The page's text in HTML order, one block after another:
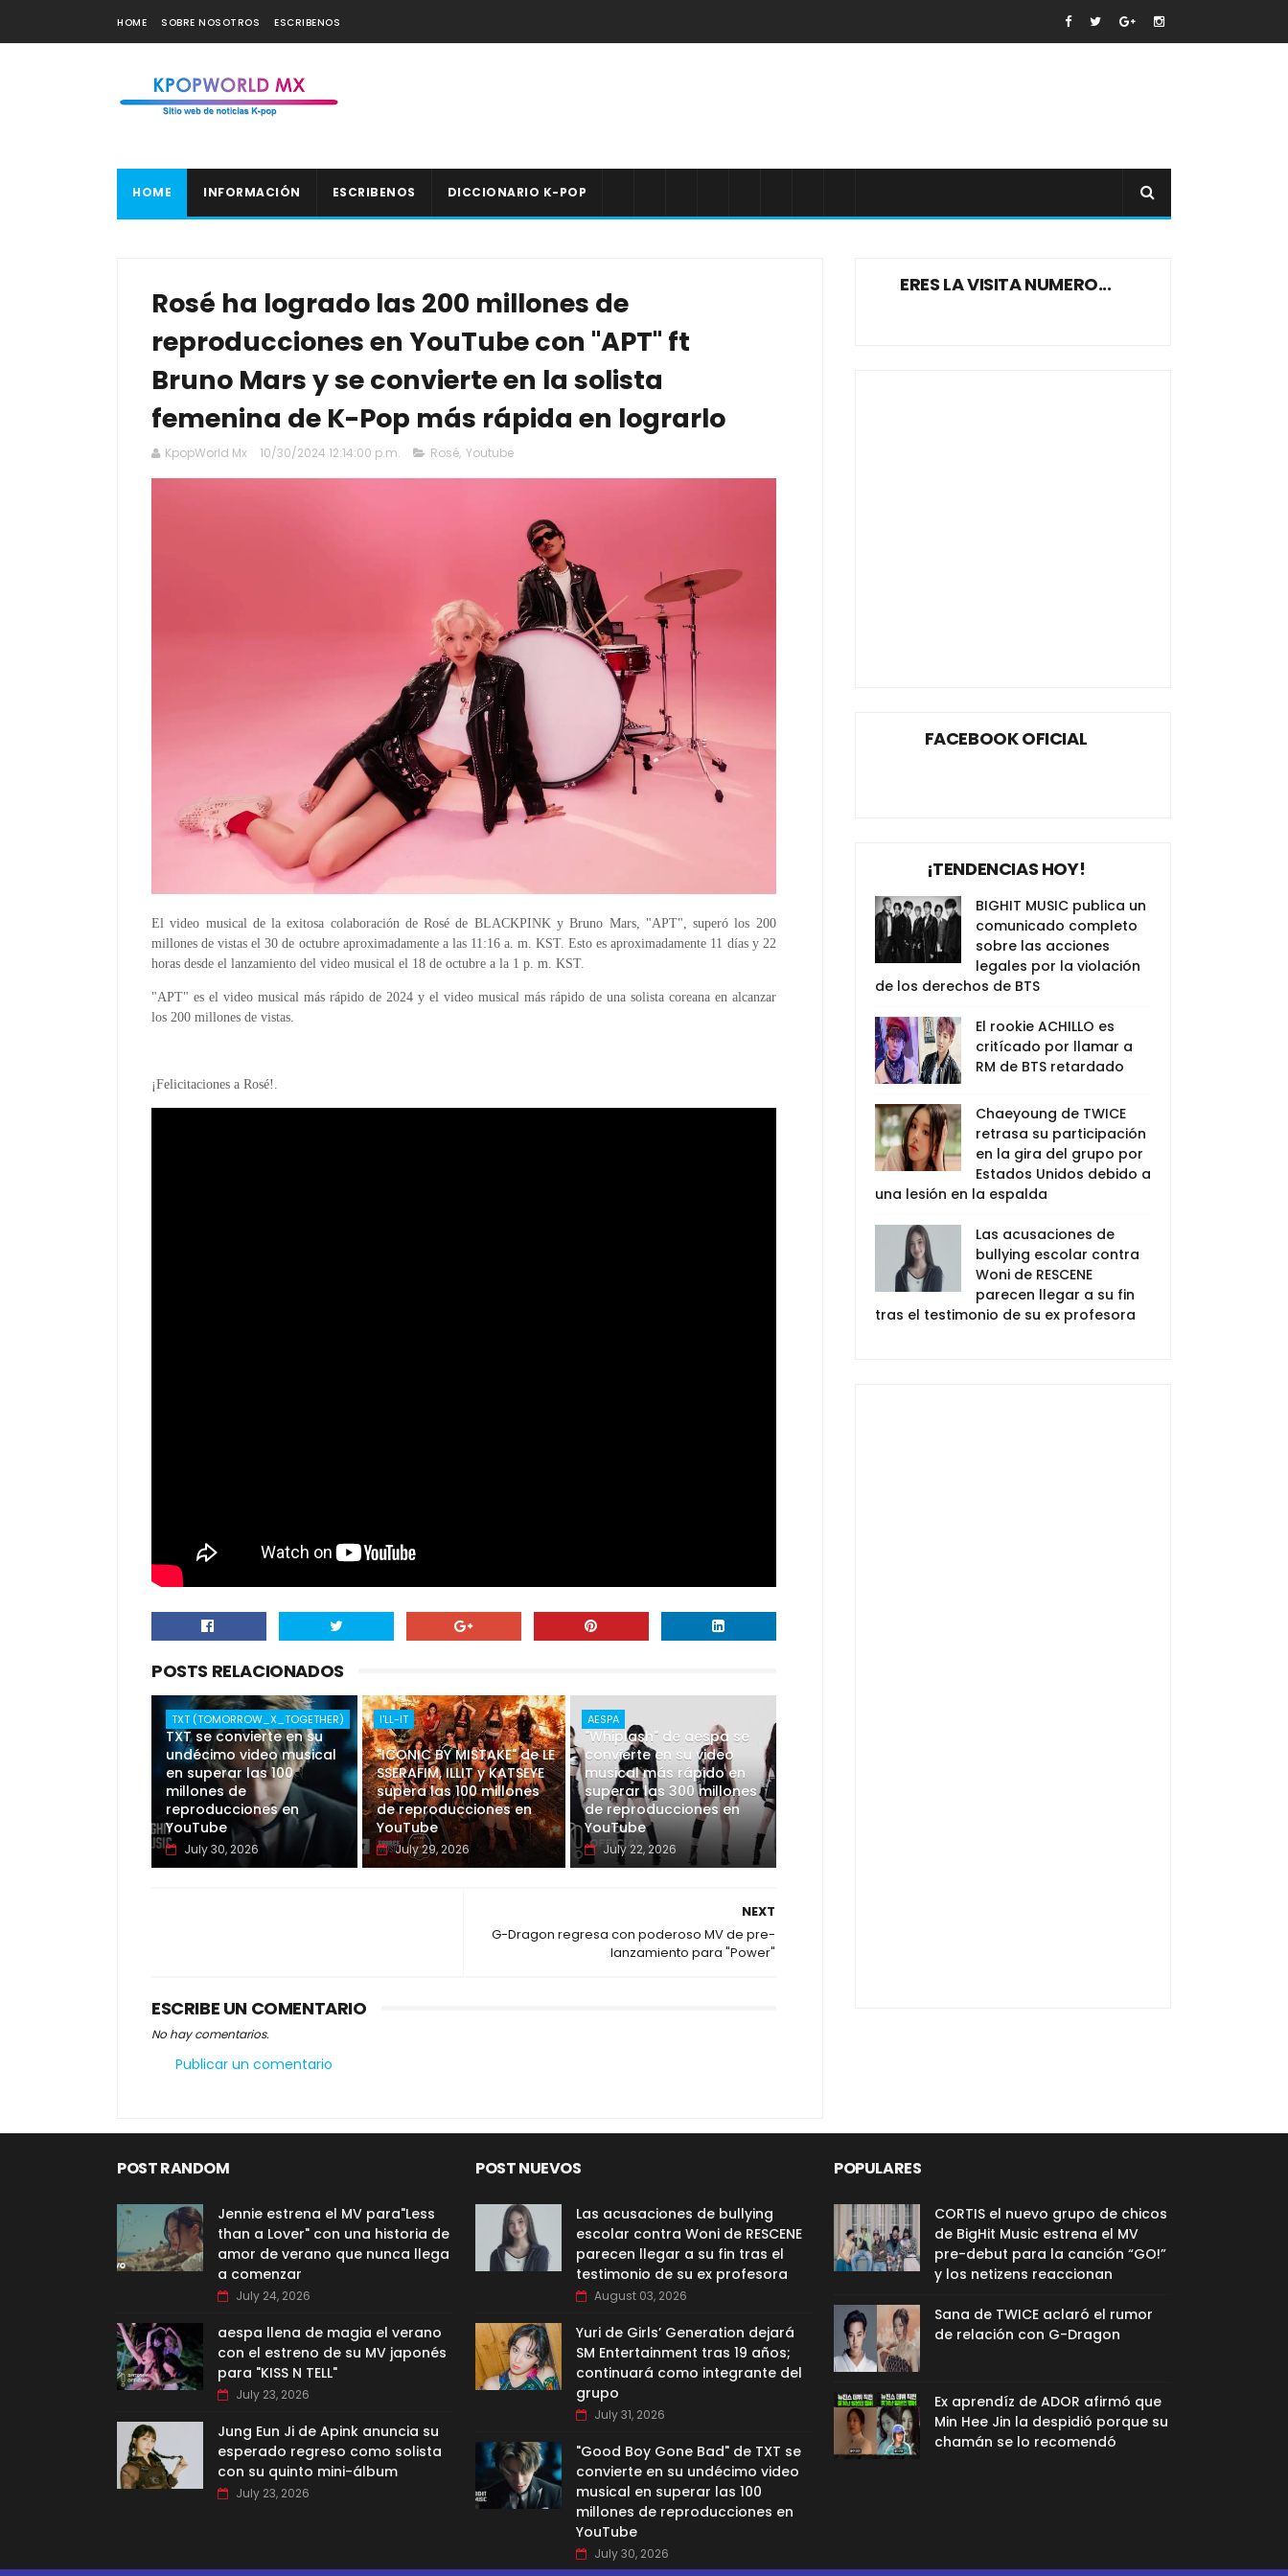
HOME SOBRE NOSOTROS ESCRIBENOS
HOME INFORMACIÓN ESCRIBENOS DICCIONARIO K-POP
Rosé ha logrado las 200 millones de
reproducciones en YouTube con "APT" ft
Bruno Mars y se convierte en la solista
femenina de K-Pop más rápida en lograrlo
KpopWorld Mx 10/30/2024 12:14:00 p.m. Rosé, Youtube
El video musical de la exitosa colaboración de Rosé de BLACKPINK y Bruno Mars, "APT", superó los 200
millones de vistas el 30 de octubre aproximadamente a las 11:16 a. m. KST. Esto es aproximadamente 11 días y 22
horas desde el lanzamiento del video musical el 18 de octubre a la 1 p. m. KST.
"APT" es el video musical más rápido de 2024 y el video musical más rápido de una solista coreana en alcanzar
los 200 millones de vistas.
¡Felicitaciones a Rosé!.
POSTS RELACIONADOS
TXT (TOMORROW_X_TOGETHER)
"Good Boy Gone Bad" de
TXT se convierte en su
undécimo video musical
en superar las 100
millones de
reproducciones en
YouTube
July 30, 2026
I'LL-IT
"ICONIC BY MISTAKE" de LE
SSERAFIM, ILLIT y KATSEYE
supera las 100 millones
de reproducciones en
YouTube
July 29, 2026
AESPA
"Whiplash" de aespa se
convierte en su video
musical más rápido en
superar las 300 millones
de reproducciones en
YouTube
July 22, 2026
NEXT
G-Dragon regresa con poderoso MV de pre-
lanzamiento para "Power"
ESCRIBE UN COMENTARIO
No hay comentarios.
Publicar un comentario
ERES LA VISITA NUMERO...
FACEBOOK OFICIAL
¡TENDENCIAS HOY!
BIGHIT MUSIC publica un
comunicado completo
sobre las acciones
legales por la violación
de los derechos de BTS
El rookie ACHILLO es
critícado por llamar a
RM de BTS retardado
Chaeyoung de TWICE
retrasa su participación
en la gira del grupo por
Estados Unidos debido a
una lesión en la espalda
Las acusaciones de
bullying escolar contra
Woni de RESCENE
parecen llegar a su fin
tras el testimonio de su ex profesora
POST RANDOM
Jennie estrena el MV para"Less
than a Lover" con una historia de
amor de verano que nunca llega
a comenzar
July 24, 2026
aespa llena de magia el verano
con el estreno de su MV japonés
para "KISS N TELL"
July 23, 2026
Jung Eun Ji de Apink anuncia su
esperado regreso como solista
con su quinto mini-álbum
July 23, 2026
POST NUEVOS
Las acusaciones de bullying
escolar contra Woni de RESCENE
parecen llegar a su fin tras el
testimonio de su ex profesora
August 03, 2026
Yuri de Girls’ Generation dejará
SM Entertainment tras 19 años;
continuará como integrante del
grupo
July 31, 2026
"Good Boy Gone Bad" de TXT se
convierte en su undécimo video
musical en superar las 100
millones de reproducciones en
YouTube
July 30, 2026
POPULARES
CORTIS el nuevo grupo de chicos
de BigHit Music estrena el MV
pre-debut para la canción “GO!”
y los netizens reaccionan
Sana de TWICE aclaró el rumor
de relación con G-Dragon
Ex aprendíz de ADOR afirmó que
Min Hee Jin la despidió porque su
chamán se lo recomendó